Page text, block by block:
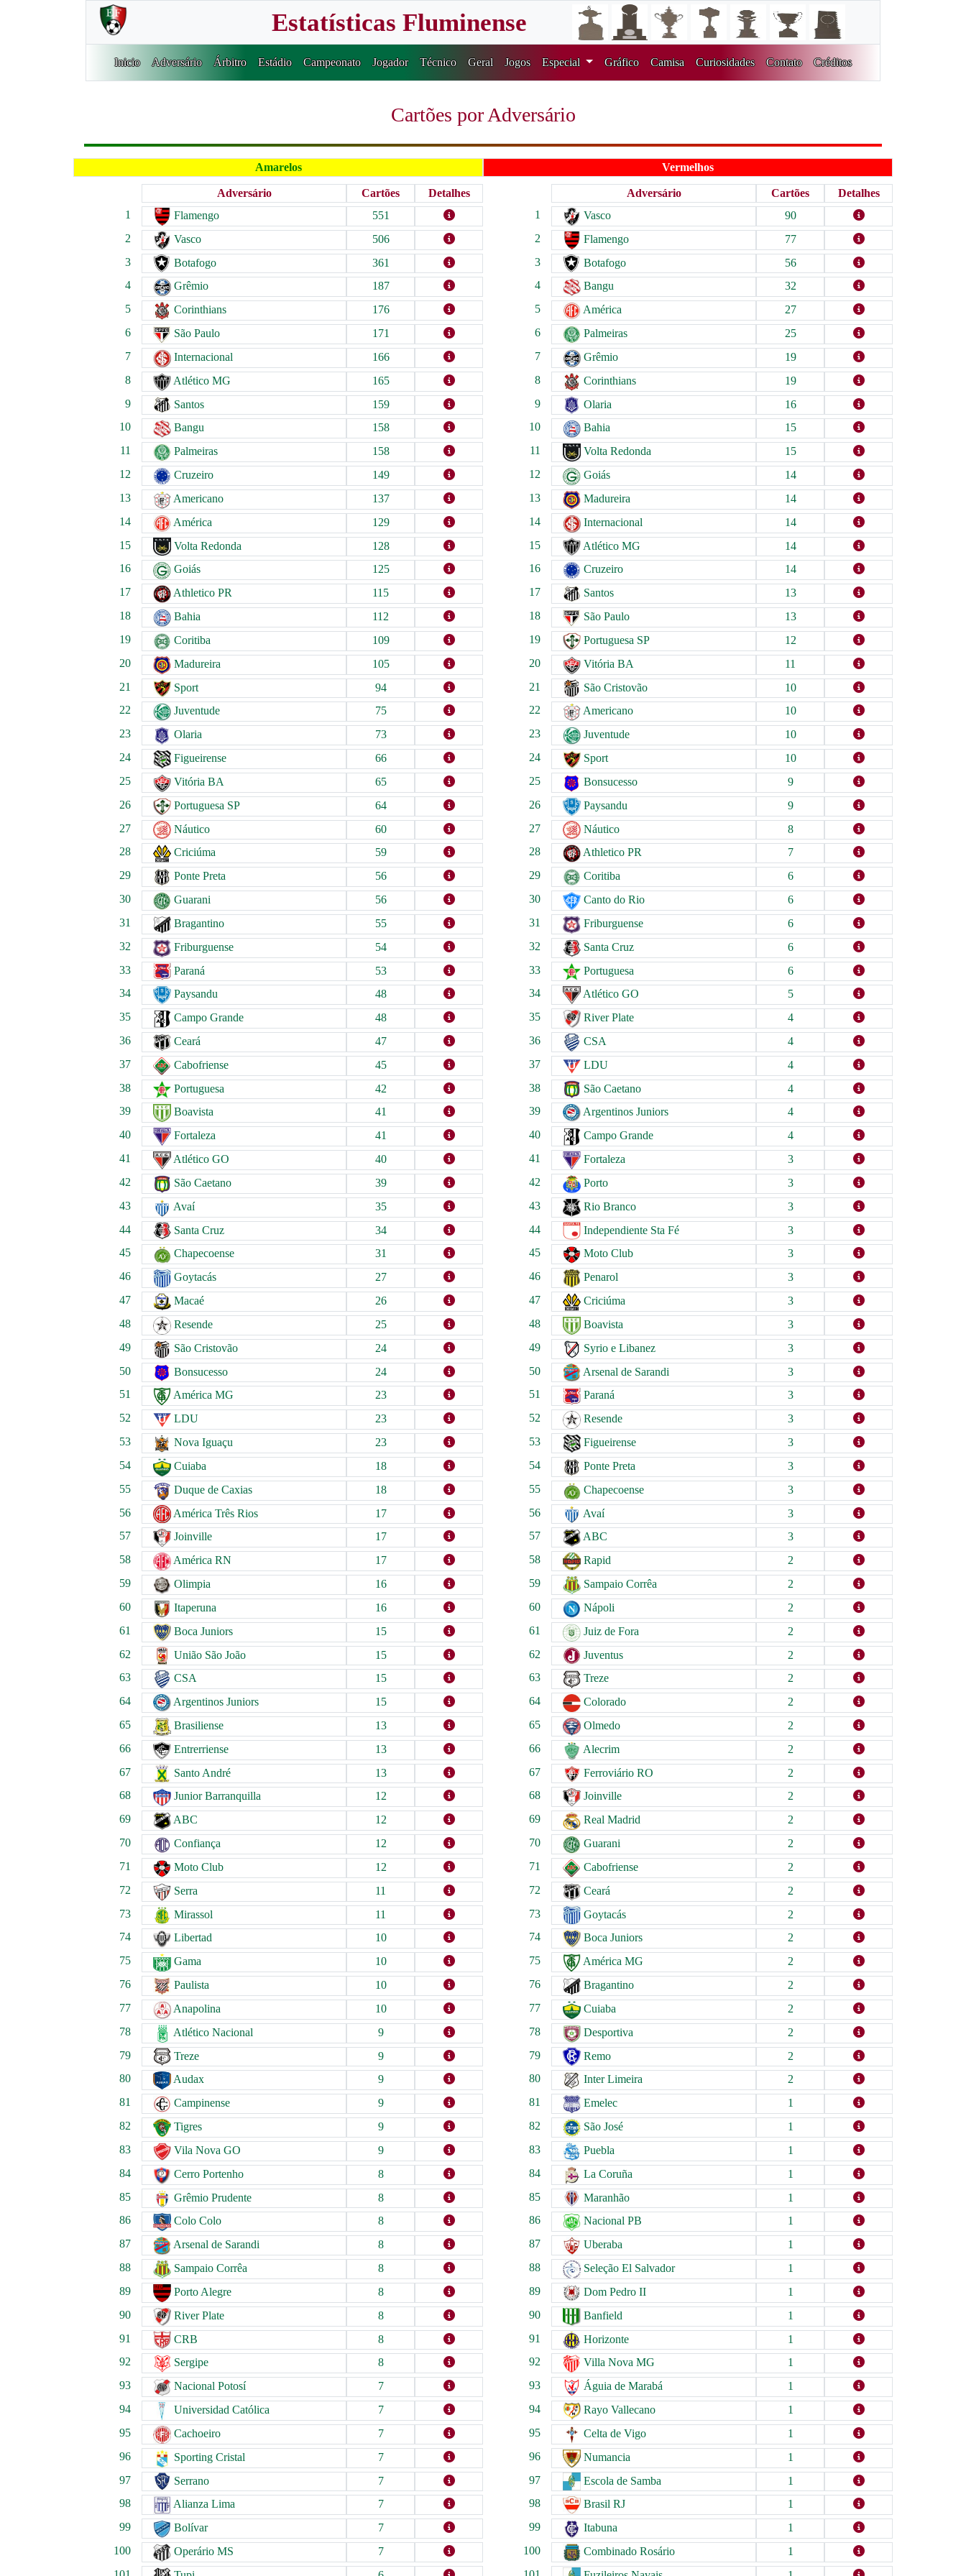
Estatísticas Fluminense
Inicio Adversário Árbitro Estádio Campeonato Jogador Técnico Geral Jogos Especial Gráfico Camisa Curiosidades Contato Créditos
Cartões por Adversário
Amarelos Vermelhos
Adversário Cartões Detalhes Adversário Cartões
Detalhes
1
Flamengo 551 1 Vasco
90
2
Vasco 506 2 Flamengo
77
3
Botafogo 361 3 Botafogo
56
4
Grêmio 187 4 Bangu
32
5
Corinthians 176 5 América
27
6
São Paulo 171 6 Palmeiras
25
7
Internacional 166 7 Grêmio
19
8
Atlético MG 165 8 Corinthians
19
9
Santos 159 9 Olaria
16
10
Bangu 158 10 Bahia
15
11
Palmeiras 158 11 Volta Redonda
15
12
Cruzeiro 149 12 Goiás
14
13
Americano 137 13 Madureira
14
14
América 129 14 Internacional
14
15
Volta Redonda 128 15 Atlético MG
14
16
Goiás 125 16 Cruzeiro
14
17
Athletico PR 115 17 Santos
13
18
Bahia 112 18 São Paulo
13
19
Coritiba 109 19 Portuguesa SP
12
20
Madureira 105 20 Vitória BA
11
21
Sport 94 21 São Cristovão
10
22
Juventude 75 22 Americano
10
23
Olaria 73 23 Juventude
10
24
Figueirense 66 24 Sport
10
25
Vitória BA 65 25 Bonsucesso
9
26
Portuguesa SP 64 26 Paysandu
9
27
Náutico 60 27 Náutico
8
28
Criciúma 59 28 Athletico PR
7
29
Ponte Preta 56 29 Coritiba
6
30
Guarani 56 30 Canto do Rio
6
31
Bragantino 55 31 Friburguense
6
32
Friburguense 54 32 Santa Cruz
6
33
Paraná 53 33 Portuguesa
6
34
Paysandu 48 34 Atlético GO
5
35
Campo Grande 48 35 River Plate
4
36
Ceará 47 36 CSA
4
37
Cabofriense 45 37 LDU
4
38
Portuguesa 42 38 São Caetano
4
39
Boavista 41 39 Argentinos Juniors
4
40
Fortaleza 41 40 Campo Grande
4
41
Atlético GO 40 41 Fortaleza
3
42
São Caetano 39 42 Porto
3
43
Avaí 35 43 Rio Branco
3
44
Santa Cruz 34 44 Independiente Sta Fé
3
45
Chapecoense 31 45 Moto Club
3
46
Goytacás 27 46 Penarol
3
47
Macaé 26 47 Criciúma
3
48
Resende 25 48 Boavista
3
49
São Cristovão 24 49 Syrio e Libanez
3
50
Bonsucesso 24 50 Arsenal de Sarandi
3
51
América MG 23 51 Paraná
3
52
LDU 23 52 Resende
3
53
Nova Iguaçu 23 53 Figueirense
3
54
Cuiaba 18 54 Ponte Preta
3
55
Duque de Caxias 18 55 Chapecoense
3
56
América Três Rios 17 56 Avaí
3
57
Joinville 17 57 ABC
3
58
América RN 17 58 Rapid
2
59
Olimpia 16 59 Sampaio Corrêa
2
60
Itaperuna 16 60 Nápoli
2
61
Boca Juniors 15 61 Juiz de Fora
2
62
União São João 15 62 Juventus
2
63
CSA 15 63 Treze
2
64
Argentinos Juniors 15 64 Colorado
2
65
Brasiliense 13 65 Olmedo
2
66
Entrerriense 13 66 Alecrim
2
67
Santo André 13 67 Ferroviário RO
2
68
Junior Barranquilla 12 68 Joinville
2
69
ABC 12 69 Real Madrid
2
70
Confiança 12 70 Guarani
2
71
Moto Club 12 71 Cabofriense
2
72
Serra 11 72 Ceará
2
73
Mirassol 11 73 Goytacás
2
74
Libertad 10 74 Boca Juniors
2
75
Gama 10 75 América MG
2
76
Paulista 10 76 Bragantino
2
77
Anapolina 10 77 Cuiaba
2
78
Atlético Nacional 9 78 Desportiva
2
79
Treze 9 79 Remo
2
80
Audax 9 80 Inter Limeira
2
81
Campinense 9 81 Emelec
1
82
Tigres 9 82 São José
1
83
Vila Nova GO 9 83 Puebla
1
84
Cerro Portenho 8 84 La Coruña
1
85
Grêmio Prudente 8 85 Maranhão
1
86
Colo Colo 8 86 Nacional PB
1
87
Arsenal de Sarandi 8 87 Uberaba
1
88
Sampaio Corrêa 8 88 Seleção El Salvador
1
89
Porto Alegre 8 89 Dom Pedro II
1
90
River Plate 8 90 Banfield
1
91
CRB 8 91 Horizonte
1
92
Sergipe 8 92 Villa Nova MG
1
93
Nacional Potosí 7 93 Águia de Marabá
1
94
Universidad Católica 7 94 Rayo Vallecano
1
95
Cachoeiro 7 95 Celta de Vigo
1
96
Sporting Cristal 7 96 Numancia
1
97
Serrano 7 97 Escola de Samba
1
98
Alianza Lima 7 98 Brasil RJ
1
99
Bolívar 7 99 Itabuna
1
100
Operário MS 7 100 Combinado Rosário
1